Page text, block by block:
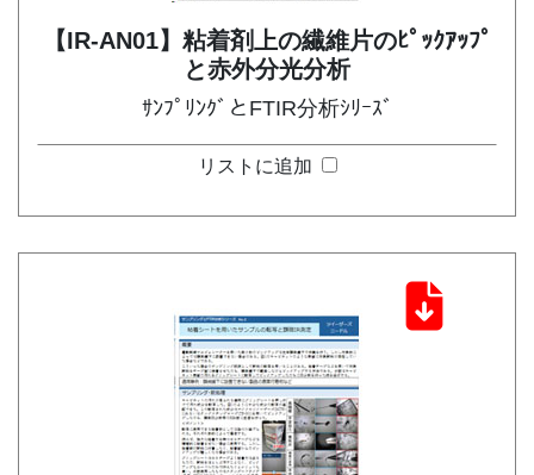
【IR-AN01】粘着剤上の繊維片のﾋﾟｯｸｱｯﾌﾟ
と赤外分光分析
ｻﾝﾌﾟﾘﾝｸﾞとFTIR分析ｼﾘｰｽﾞ
リストに追加